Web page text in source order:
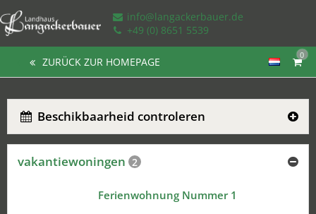
info@langackerbauer.de
+49 (0) 8651 5539
0
ZURÜCK ZUR HOMEPAGE
Beschikbaarheid controleren
vakantiewoningen 2
Ferienwohnung Nummer 1